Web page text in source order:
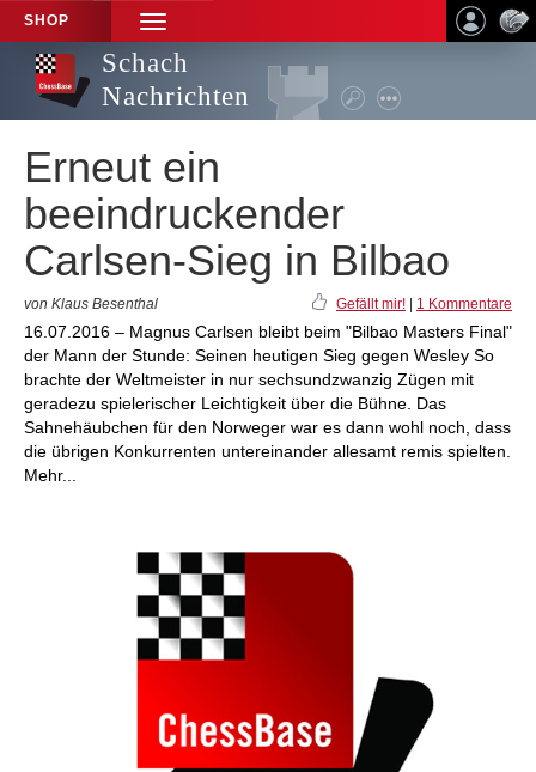
SHOP
TOGGLE
NAVIGATION
Schach
Nachrichten
Erneut ein
beeindruckender
Carlsen-Sieg in Bilbao
von Klaus Besenthal Gefällt mir! 1 Kommentare
16.07.2016 – Magnus Carlsen bleibt beim "Bilbao Masters Final"
der Mann der Stunde: Seinen heutigen Sieg gegen Wesley So
brachte der Weltmeister in nur sechsundzwanzig Zügen mit
geradezu spielerischer Leichtigkeit über die Bühne. Das
Sahnehäubchen für den Norweger war es dann wohl noch, dass
die übrigen Konkurrenten untereinander allesamt remis spielten.
Mehr...